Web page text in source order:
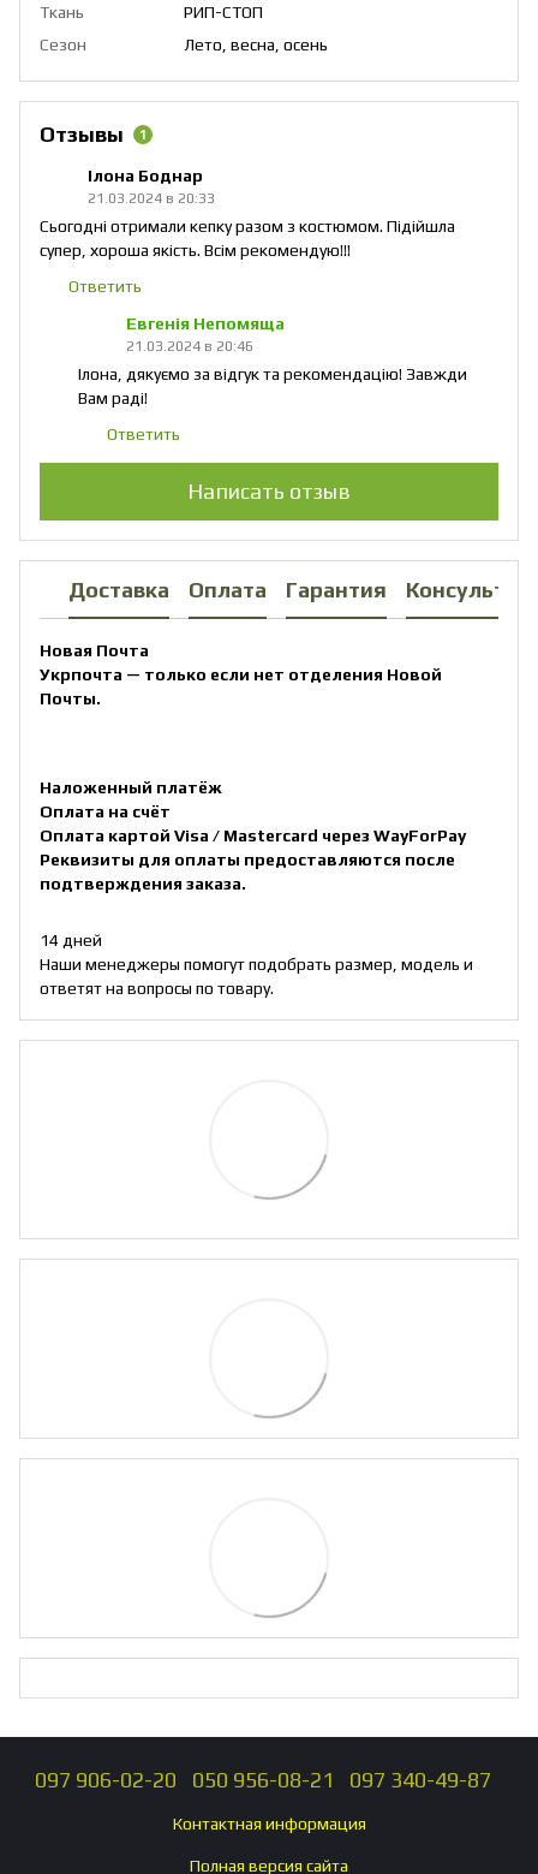
Ткань
РИП-СТОП
Сезон
Лето, весна, осень
Отзывы 1
Ілона Боднар
21.03.2024 в 20:33
Сьогодні отримали кепку разом з костюмом. Підійшла
супер, хороша якість. Всім рекомендую!!!
Ответить
Евгенія Непомяща
21.03.2024 в 20:46
Ілона, дякуємо за відгук та рекомендацію! Завжди
Вам раді!
Ответить
Написать отзыв
Доставка Оплата Гарантия
Новая Почта
Укрпочта — только если нет отделения Новой
Почты.
Наложенный платёж
Оплата на счёт
Оплата картой Visa / Mastercard через WayForPay
Реквизиты для оплаты предоставляются после
подтверждения заказа.
14 дней
Наши менеджеры помогут подобрать размер, модель и
ответят на вопросы по товару.
097 906-02-20 050 956-08-21 097 340-49-87
Контактная информация
Полная версия сайта